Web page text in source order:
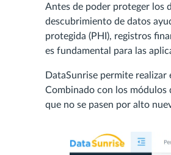
Antes de poder proteger los
descubrimiento de datos
protegida (PHI), registros
es fundamental para las
DataSunrise permite
Combinado con los módulos
que no se pasen por alto